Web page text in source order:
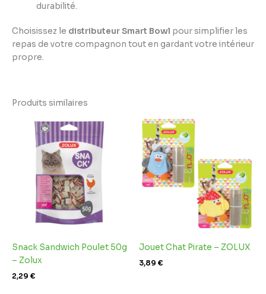
durabilité.
Choisissez le distributeur Smart Bowl pour simplifier les
repas de votre compagnon tout en gardant votre intérieur
propre.
Produits similaires
Snack Sandwich Poulet 50g
– Zolux
2,29 €
Jouet Chat Pirate – ZOLUX
3,89 €